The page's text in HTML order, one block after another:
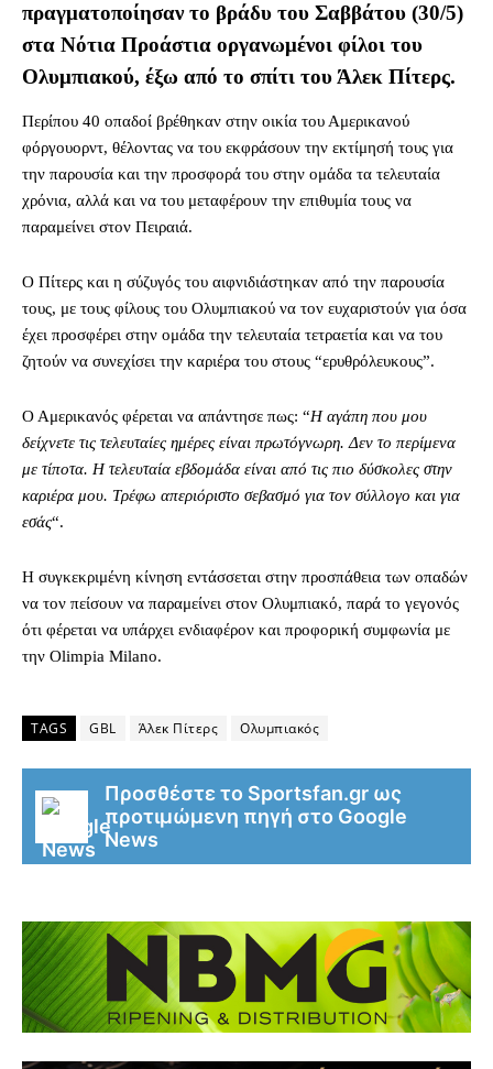
πραγματοποίησαν το βράδυ του Σαββάτου (30/5)
στα Νότια Προάστια οργανωμένοι φίλοι του
Ολυμπιακού, έξω από το σπίτι του Άλεκ Πίτερς.
Περίπου 40 οπαδοί βρέθηκαν στην οικία του Αμερικανού
φόργουορντ, θέλοντας να του εκφράσουν την εκτίμησή τους για
την παρουσία και την προσφορά του στην ομάδα τα τελευταία
χρόνια, αλλά και να του μεταφέρουν την επιθυμία τους να
παραμείνει στον Πειραιά.
Ο Πίτερς και η σύζυγός του αιφνιδιάστηκαν από την παρουσία
τους, με τους φίλους του Ολυμπιακού να τον ευχαριστούν για όσα
έχει προσφέρει στην ομάδα την τελευταία τετραετία και να του
ζητούν να συνεχίσει την καριέρα του στους “ερυθρόλευκους”.
Ο Αμερικανός φέρεται να απάντησε πως: “Η αγάπη που μου
δείχνετε τις τελευταίες ημέρες είναι πρωτόγνωρη. Δεν το περίμενα
με τίποτα. Η τελευταία εβδομάδα είναι από τις πιο δύσκολες στην
καριέρα μου. Τρέφω απεριόριστο σεβασμό για τον σύλλογο και για
εσάς“.
Η συγκεκριμένη κίνηση εντάσσεται στην προσπάθεια των οπαδών
να τον πείσουν να παραμείνει στον Ολυμπιακό, παρά το γεγονός
ότι φέρεται να υπάρχει ενδιαφέρον και προφορική συμφωνία με
την Olimpia Milano.
TAGS GBL Άλεκ Πίτερς Ολυμπιακός
Προσθέστε το Sportsfan.gr ως
προτιμώμενη πηγή στο Google
News